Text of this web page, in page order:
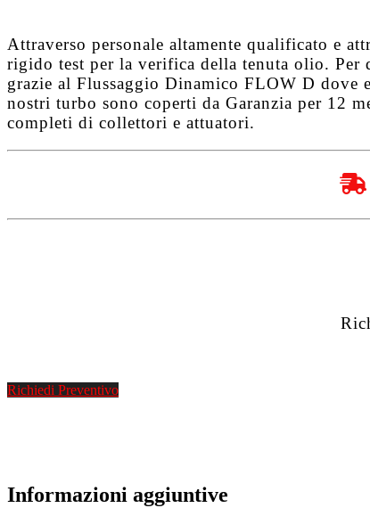
Attraverso personale altamente qualificato e
rigido test per la verifica della tenuta olio. Per
grazie al Flussaggio Dinamico FLOW D dove
nostri turbo sono coperti da Garanzia per 12
completi di collettori e attuatori.
Richiedi Preventivo
Informazioni aggiuntive